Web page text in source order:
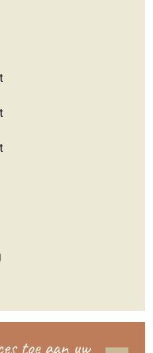
toe aan uw